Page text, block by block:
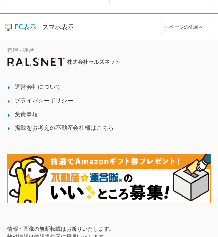
PC表示 ｜スマホ表示 ページの先頭へ
運営会社について
プライバシーポリシー
免責事項
掲載をお考えの不動産会社様はこちら
情報・画像の無断転載はお断りいたします。